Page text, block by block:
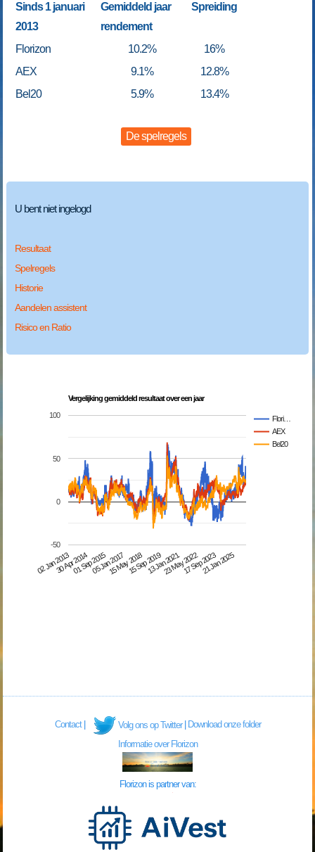
Sinds 1 januari
2013
Gemiddeld jaar
rendement
Spreiding
Florizon 10.2%
16%
AEX
9.1%
12.8%
Bel20
5.9% 13.4%
De spelregels
U bent niet ingelogd
Resultaat
Spelregels
Historie
Aandelen assistent
Risico en Ratio
Vergelijking gemiddeld resultaat over een jaar
Flori…
AEX
Bel20
02 Jan 201330 Apr 201401 Sep 201505 Jan 201715 May 201815 Sep 201913 Jan 202123 May 202217 Sep 202321 Jan 2025
-50
0
50
100
Contact| Volg ons op Twitter| Download onze folder
Informatie over Florizon
Florizon is partner van: